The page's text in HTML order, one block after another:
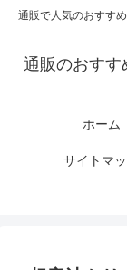
通販で人気のおすす
通販のおすす
ホーム
サイトマ